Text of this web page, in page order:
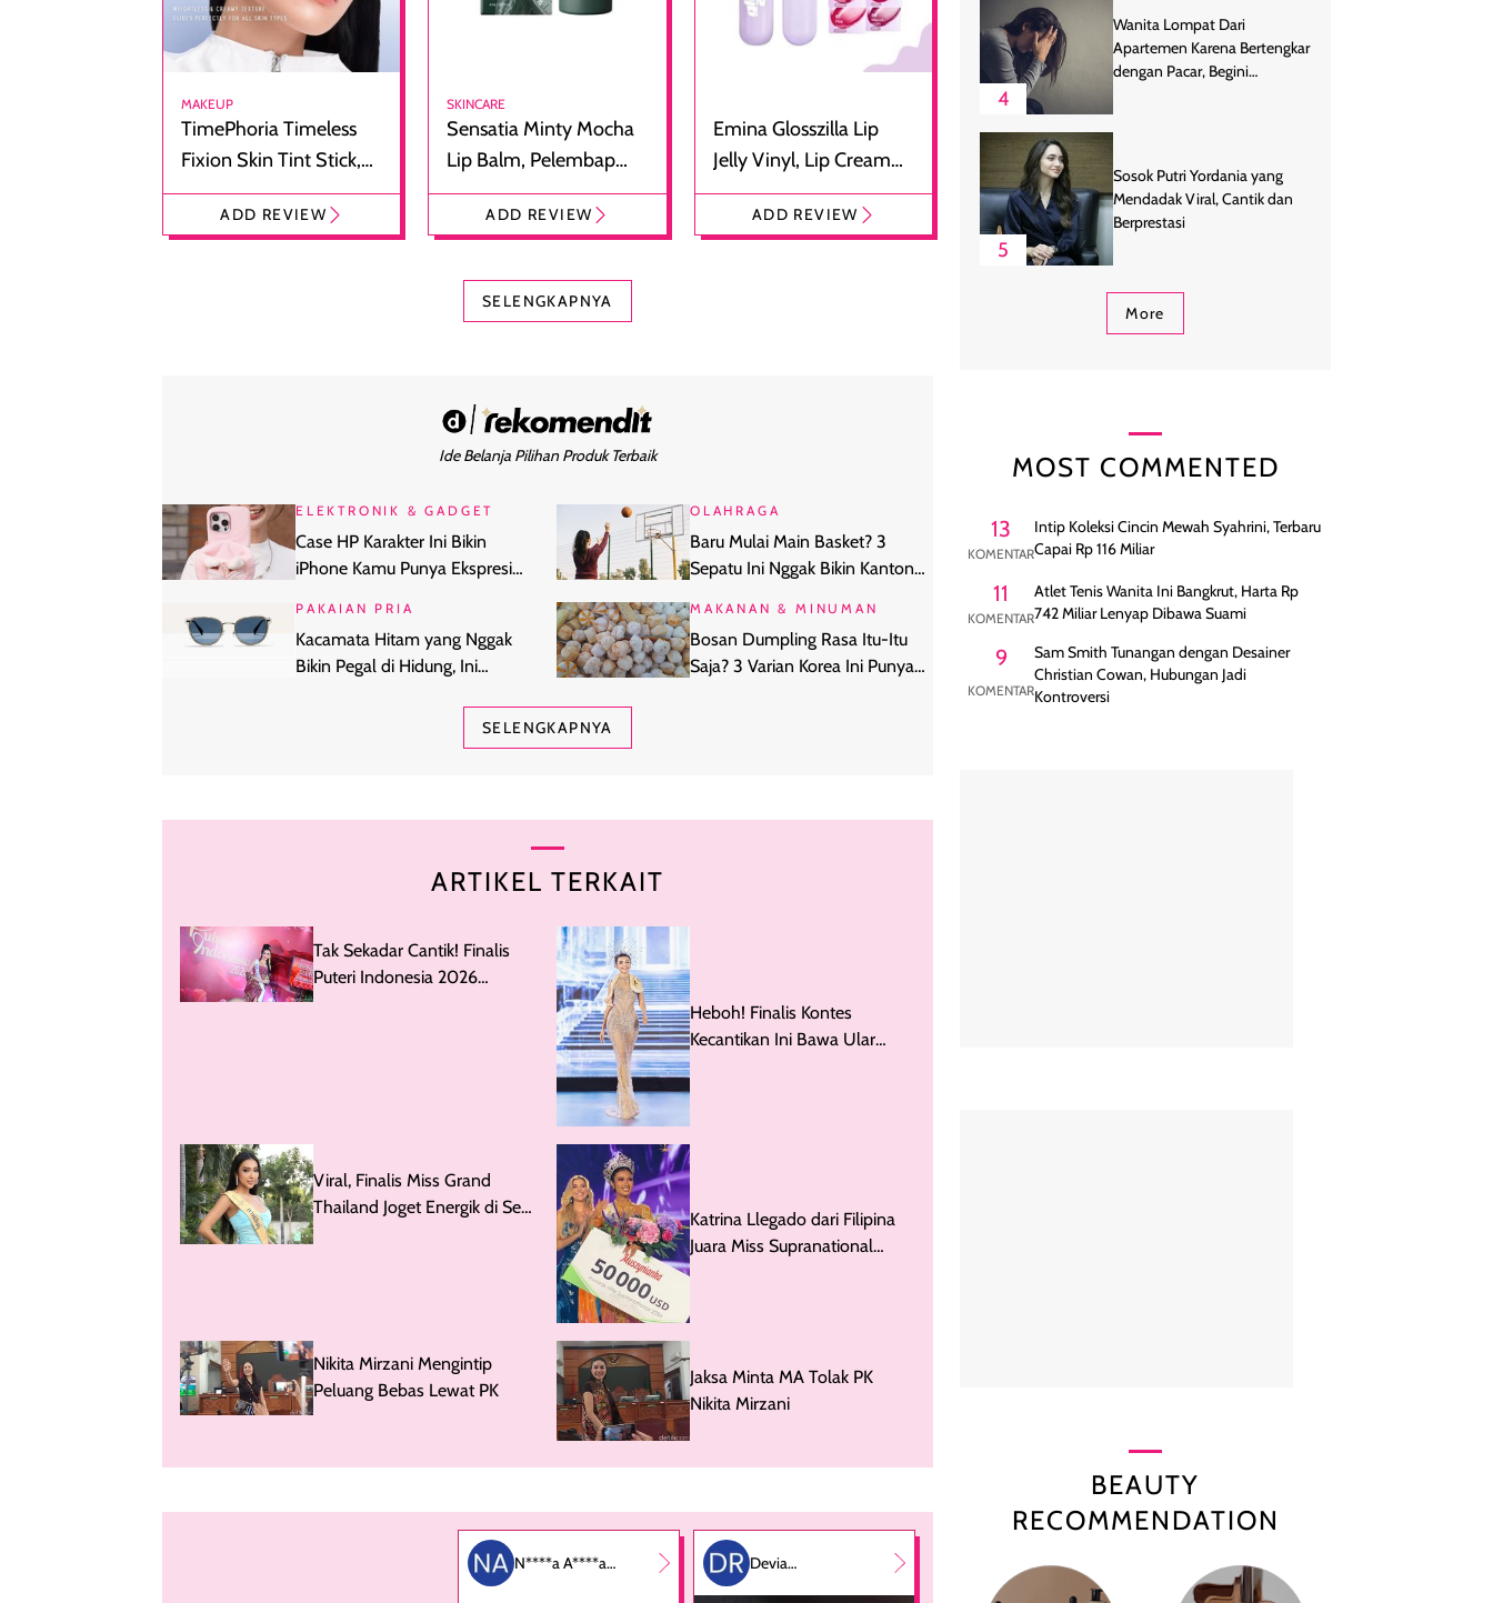
MAKEUP
TimePhoria Timeless
Fixion Skin Tint Stick,
Foundation dan
Concealer 2-in-1
ADD REVIEW
SKINCARE
Sensatia Minty Mocha
Lip Balm, Pelembap
Bibir dengan Aroma
CokelatADD REVIEW
Emina Glosszilla Lip
Jelly Vinyl, Lip Cream
Glossy Ringan dengan
Efek Bibir Plumpy
ADD REVIEW
SELENGKAPNYA
Ide Belanja Pilihan Produk Terbaik
ELEKTRONIK & GADGET
Case HP Karakter Ini Bikin
iPhone Kamu Punya Ekspresi
OLAHRAGA
Baru Mulai Main Basket? 3
Sepatu Ini Nggak Bikin Kantong
PAKAIAN PRIA
Kacamata Hitam yang Nggak
Bikin Pegal di Hidung, Ini
MAKANAN & MINUMAN
Bosan Dumpling Rasa Itu-Itu
Saja? 3 Varian Korea Ini Punya
SELENGKAPNYA
ARTIKEL TERKAIT
Tak Sekadar Cantik! Finalis
Puteri Indonesia 2026
Heboh! Finalis Kontes
Kecantikan Ini Bawa Ular
Viral, Finalis Miss Grand
Thailand Joget Energik di Sesi
Katrina Llegado dari Filipina
Juara Miss Supranational
Nikita Mirzani Mengintip
Peluang Bebas Lewat PK
Jaksa Minta MA Tolak PK
Nikita Mirzani
N****a A****a
Devia
4
Wanita Lompat Dari
Apartemen Karena Bertengkar
dengan Pacar, Begini
5
Sosok Putri Yordania yang
Mendadak Viral, Cantik dan
Berprestasi
More
MOST COMMENTED
13
KOMENTAR
Intip Koleksi Cincin Mewah Syahrini, Terbaru
Capai Rp 116 Miliar
11
KOMENTAR
Atlet Tenis Wanita Ini Bangkrut, Harta Rp
742 Miliar Lenyap Dibawa Suami
9
KOMENTAR
Sam Smith Tunangan dengan Desainer
Christian Cowan, Hubungan Jadi
Kontroversi
BEAUTY
RECOMMENDATION